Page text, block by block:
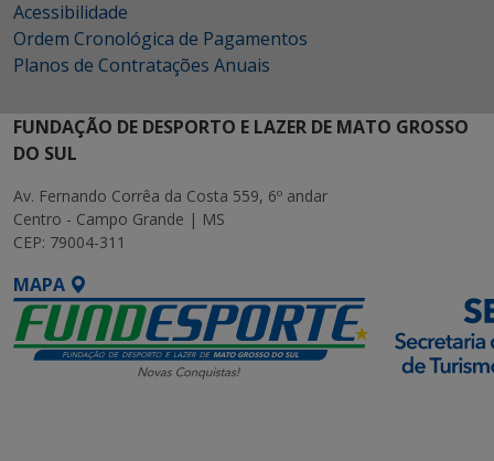
Acessibilidade
Ordem Cronológica de Pagamentos
Planos de Contratações Anuais
FUNDAÇÃO DE DESPORTO E LAZER DE MATO GROSSO
DO SUL
Av. Fernando Corrêa da Costa 559, 6º andar
Centro - Campo Grande | MS
CEP: 79004-311
MAPA